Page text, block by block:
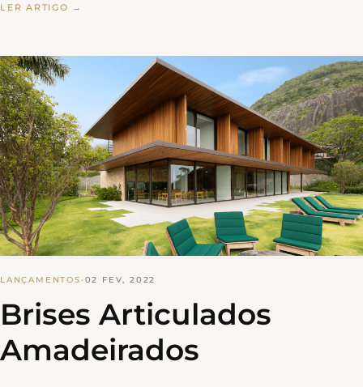
LER ARTIGO →
LANÇAMENTOS· 02 FEV, 2022
Brises Articulados
Amadeirados